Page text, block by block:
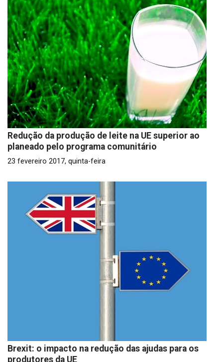
Redução da produção de leite na UE superior ao
planeado pelo programa comunitário
23 fevereiro 2017, quinta-feira
Brexit: o impacto na redução das ajudas para os
produtores da UE